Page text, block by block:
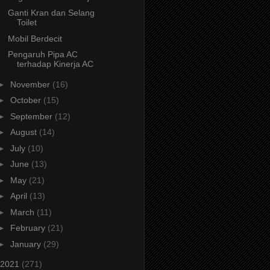
Ganti Kran dan Selang
Toilet
Mobil Berdecit
Pengaruh Pipa AC
terhadap Kinerja AC
November (16)
October (15)
September (12)
August (14)
July (10)
June (13)
May (21)
April (13)
March (11)
February (21)
January (29)
2021 (271)